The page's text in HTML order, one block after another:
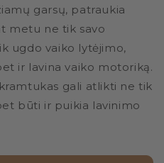
garsų, patraukia
metu ne tik savo
ugdo vaiko lytėjimo,
ir lavina vaiko motoriką.
gali atlikti ne tik
būti ir puikia lavinimo